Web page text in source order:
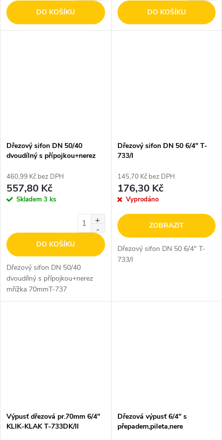
DO KOŠÍKU DO KOŠÍKU
Dřezový sifon DN 50/40
dvoudílný s přípojkou+nerez
460,99 Kč bez DPH
557,80 Kč
Skladem 3 ks
DO KOŠÍKU
Dřezový sifon DN 50/40
dvoudílný s přípojkou+nerez
mřížka 70mmT-737
Dřezový sifon DN 50 6/4" T-
733/I
145,70 Kč bez DPH
176,30 Kč
Vyprodáno
ZOBRAZIT
Dřezový sifon DN 50 6/4" T-
733/I
Výpusť dřezová pr.70mm 6/4"
KLIK-KLAK T-733DK/II
Dřezová výpusť 6/4" s
přepadem,pileta,nere